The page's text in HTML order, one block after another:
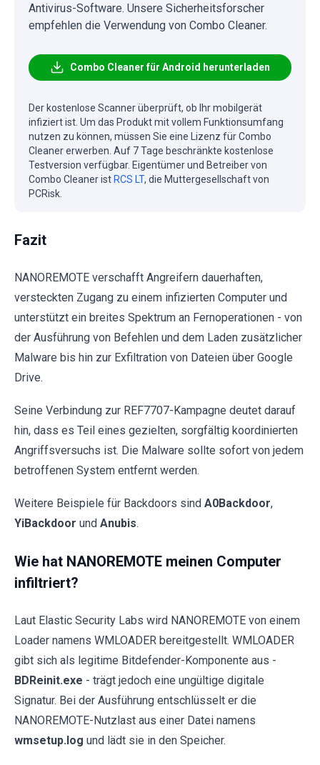
Antivirus-Software. Unsere Sicherheitsforscher
empfehlen die Verwendung von Combo Cleaner.
Combo Cleaner für Android herunterladen
Der kostenlose Scanner überprüft, ob Ihr mobilgerät
infiziert ist. Um das Produkt mit vollem Funktionsumfang
nutzen zu können, müssen Sie eine Lizenz für Combo
Cleaner erwerben. Auf 7 Tage beschränkte kostenlose
Testversion verfügbar. Eigentümer und Betreiber von
Combo Cleaner ist RCS LT, die Muttergesellschaft von
PCRisk.
Fazit
NANOREMOTE verschafft Angreifern dauerhaften,
versteckten Zugang zu einem infizierten Computer und
unterstützt ein breites Spektrum an Fernoperationen - von
der Ausführung von Befehlen und dem Laden zusätzlicher
Malware bis hin zur Exfiltration von Dateien über Google
Drive.
Seine Verbindung zur REF7707-Kampagne deutet darauf
hin, dass es Teil eines gezielten, sorgfältig koordinierten
Angriffsversuchs ist. Die Malware sollte sofort von jedem
betroffenen System entfernt werden.
Weitere Beispiele für Backdoors sind A0Backdoor,
YiBackdoor und Anubis.
Wie hat NANOREMOTE meinen Computer
infiltriert?
Laut Elastic Security Labs wird NANOREMOTE von einem
Loader namens WMLOADER bereitgestellt. WMLOADER
gibt sich als legitime Bitdefender-Komponente aus -
BDReinit.exe - trägt jedoch eine ungültige digitale
Signatur. Bei der Ausführung entschlüsselt er die
NANOREMOTE-Nutzlast aus einer Datei namens
wmsetup.log und lädt sie in den Speicher.